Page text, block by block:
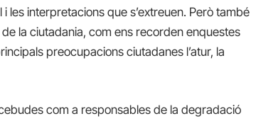
les interpretacions que s’extreuen. Però també
la ciutadania, com ens recorden enquestes
preocupacions ciutadanes l’atur, la
com a responsables de la degradació